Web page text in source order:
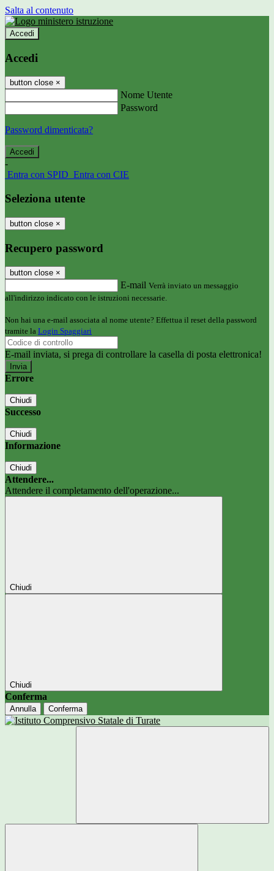
Salta al contenuto
Accedi
Accedi
button close ×
Nome Utente
Password
Password dimenticata?
-
Entra con SPID Entra con CIE
Seleziona utente
button close ×
Recupero password
button close ×
E-mail Verrà inviato un messaggio
all'indirizzo indicato con le istruzioni necessarie.
Non hai una e-mail associata al nome utente? Effettua il reset della password
tramite la Login Spaggiari
E-mail inviata, si prega di controllare la casella di posta elettronica!
Errore
Chiudi
Successo
Chiudi
Informazione
Chiudi
Attendere...
Attendere il completamento dell'operazione...
Chiudi
Chiudi
Conferma
Annulla Conferma